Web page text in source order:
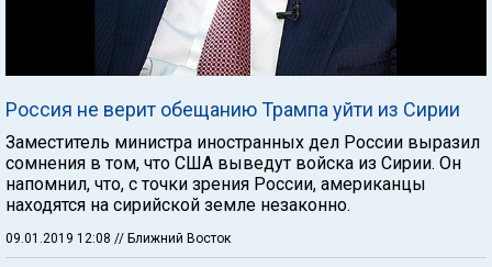
Россия не верит обещанию Трампа уйти из Сирии
Заместитель министра иностранных дел России выразил
сомнения в том, что США выведут войска из Сирии. Он
напомнил, что, с точки зрения России, американцы
находятся на сирийской земле незаконно.
09.01.2019 12:08 // Ближний Восток